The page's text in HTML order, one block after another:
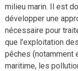
milieu marin. Il est
développer une
nécessaire pour
que l’exploitation
pêches (notamment
maritime, les